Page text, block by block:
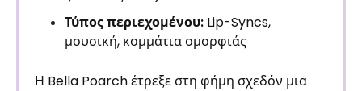
Τύπος περιεχομένου: Lip-Syncs,
μουσική, κομμάτια ομορφιάς
Η Bella Poarch έτρεξε στη φήμη σχεδόν μια